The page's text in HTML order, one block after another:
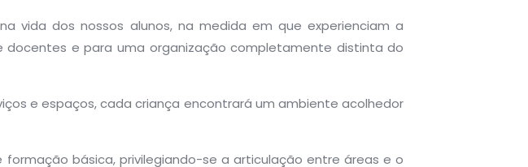
vida dos nossos alunos, na medida em que experienciam a
e para uma organização completamente distinta do
e espaços, cada criança encontrará um ambiente acolhedor
básica, privilegiando-se a articulação entre áreas e o